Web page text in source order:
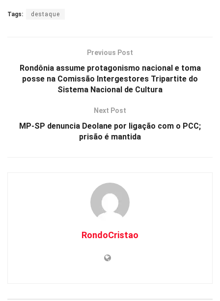
at
p
p
ce
o
k
k
Tags: destaque
Previous Post
Rondônia assume protagonismo nacional e toma
posse na Comissão Intergestores Tripartite do
Sistema Nacional de Cultura
Next Post
MP-SP denuncia Deolane por ligação com o PCC;
prisão é mantida
RondoCristao